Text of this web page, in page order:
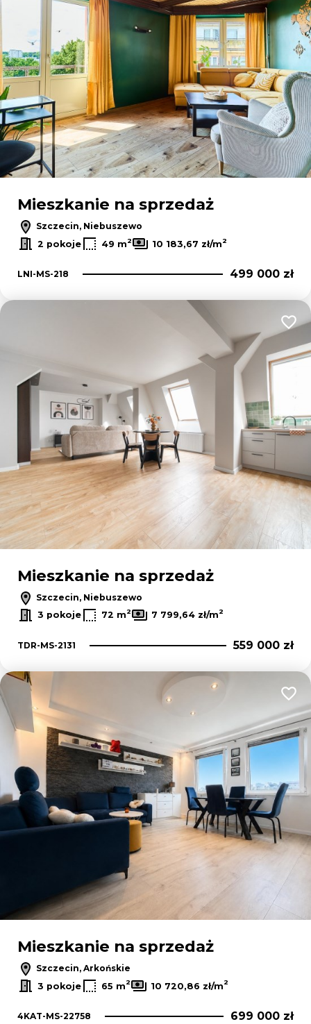
Mieszkanie na sprzedaż
Szczecin, Niebuszewo
2 pokoje
49 m2 10 183,67 zł/m2
LNI-MS-218 499 000 zł
Mieszkanie na sprzedaż
Szczecin, Niebuszewo
3 pokoje
72 m2 7 799,64 zł/m2
TDR-MS-2131 559 000 zł
Mieszkanie na sprzedaż
Szczecin, Arkońskie
3 pokoje
65 m2 10 720,86 zł/m2
4KAT-MS-22758 699 000 zł